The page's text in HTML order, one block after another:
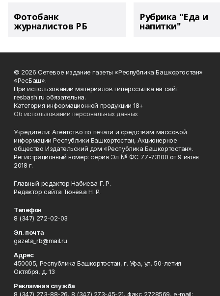
Фотобанк
журналистов РБ
Рубрика "Еда и
напитки"
© 2026 Сетевое издание газеты «Республика Башкортостан»
«РесБаш».
При использовании материалов гиперссылка на сайт
resbash.ru обязательна.
Категория информационной продукции 18+
Об использовании персональных данных
Учредители: Агентство по печати и средствам массовой
информации Республики Башкортостан, Акционерное
общество Издательский дом «Республика Башкортостан».
Регистрационный номер: серия Эл № ФС 77-73100 от 9 июня
2018 г.
Главный редактор Набиева Г. Р.
Редактор сайта Тюнёва Н. Р.
Телефон
8 (347) 272-02-03
Эл. почта
gazeta_rb@mail.ru
Адрес
450005, Республика Башкортостан, г. Уфа, ул. 50-летия
Октября, д. 13
Рекламная служба
8 (347) 273-88-26, 8 (347) 273-45-21, факс 2728569, e-mail: